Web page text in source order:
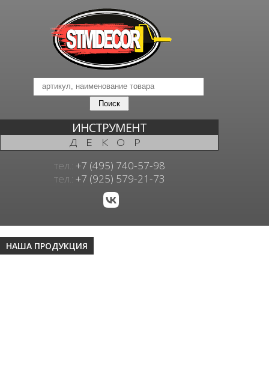
ИНСТРУМЕНТ
ДЕКОР
тел.: +7 (495) 740-57-98
тел.: +7 (925) 579-21-73
НАША ПРОДУКЦИЯ